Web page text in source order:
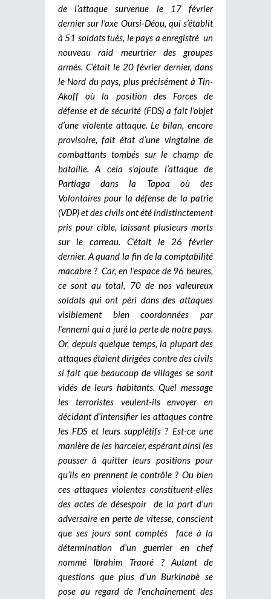
de l’attaque survenue le 17 février
dernier sur l’axe Oursi-Déou, qui s’établit
à 51 soldats tués, le pays a enregistré un
nouveau raid meurtrier des groupes
armés. C’était le 20 février dernier, dans
le Nord du pays, plus précisément à Tin-
Akoff où la position des Forces de
défense et de sécurité (FDS) a fait l’objet
d’une violente attaque. Le bilan, encore
provisoire, fait état d’une vingtaine de
combattants tombés sur le champ de
bataille. A cela s’ajoute l’attaque de
Partiaga dans la Tapoa où des
Volontaires pour la défense de la patrie
(VDP) et des civils ont été indistinctement
pris pour cible, laissant plusieurs morts
sur le carreau. C’était le 26 février
dernier. A quand la fin de la comptabilité
macabre ? Car, en l’espace de 96 heures,
ce sont au total, 70 de nos valeureux
soldats qui ont péri dans des attaques
visiblement bien coordonnées par
l’ennemi qui a juré la perte de notre pays.
Or, depuis quelque temps, la plupart des
attaques étaient dirigées contre des civils
si fait que beaucoup de villages se sont
vidés de leurs habitants. Quel message
les terroristes veulent-ils envoyer en
décidant d’intensifier les attaques contre
les FDS et leurs supplétifs ? Est-ce une
manière de les harceler, espérant ainsi les
pousser à quitter leurs positions pour
qu’ils en prennent le contrôle ? Ou bien
ces attaques violentes constituent-elles
des actes de désespoir de la part d’un
adversaire en perte de vitesse, conscient
que ses jours sont comptés face à la
détermination d’un guerrier en chef
nommé Ibrahim Traoré ? Autant de
questions que plus d’un Burkinabè se
pose au regard de l’enchaînement des